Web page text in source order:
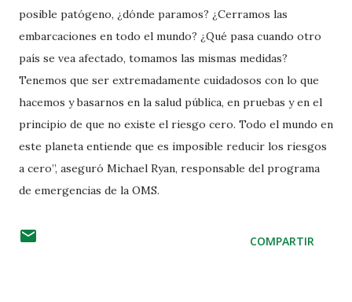
posible patógeno, ¿dónde paramos? ¿Cerramos las
embarcaciones en todo el mundo? ¿Qué pasa cuando otro
país se vea afectado, tomamos las mismas medidas?
Tenemos que ser extremadamente cuidadosos con lo que
hacemos y basarnos en la salud pública, en pruebas y en el
principio de que no existe el riesgo cero. Todo el mundo en
este planeta entiende que es imposible reducir los riesgos
a cero”, aseguró Michael Ryan, responsable del programa
de emergencias de la OMS.
COMPARTIR